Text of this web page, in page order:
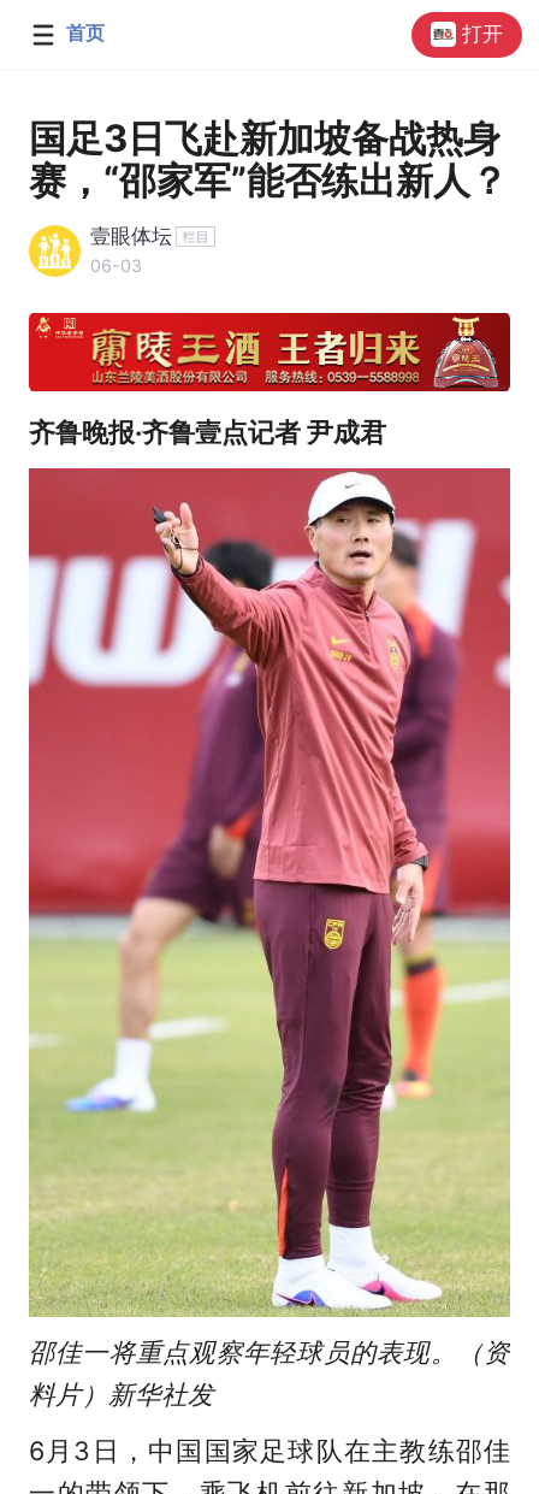
首页 打开
国足3日飞赴新加坡备战热身
赛，“邵家军”能否练出新人？
壹眼体坛
06-03
齐鲁晚报·齐鲁壹点记者 尹成君
邵佳一将重点观察年轻球员的表现。（资
料片）新华社发
6月3日，中国国家足球队在主教练邵佳